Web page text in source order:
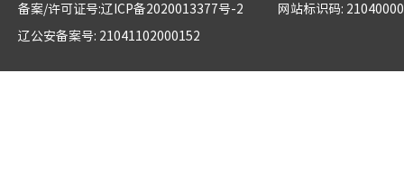
备案/许可证号:辽ICP备2020013377号-2
网站标识码:
辽公安备案号: 21041102000152